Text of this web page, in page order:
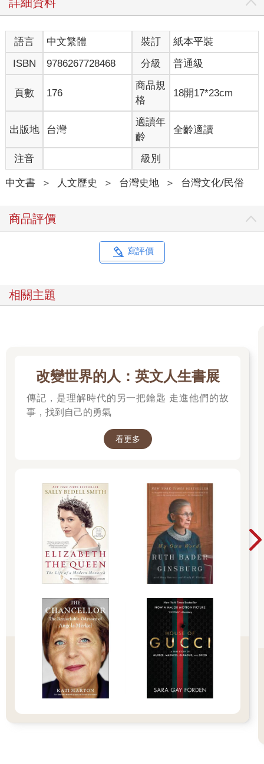
村的脈動，也抓住我們學生的眼光跟興致，願意讓他們坐下來幫
忙分選，也參與觀察曬魚乾等流程。
但是丁香漁業最精采的不只是這些岸上忙碌的勞動，丁香漁船在
茫茫北海捕撈作業的故事，更是叫人動心。在只能依靠人力辛苦
地搖櫓才能出海、更沒有現代衛星定位的舢舨時代，赤崁漁民憑
藉著長年海裡來、浪裡去的海象觀察與經驗累積，卻能慢慢掌握
丁香魚喜歡群游、具趨光性的習性。聰明的漁民還進一步發現，
丁香魚群配合潮汐漲退會在特定的海域出現，前往這些位置進行
捕撈，幾乎就是漁獲較為豐收的保證，因此也成為大家極力搶佔
的好漁場——罾位。那麼要如何解決可能引發的爭奪漁場衝突糾
紛？漁民藉助赤崁信仰中心龍德宮的力量，發展出一套有效的分
配輪值辦法，讓每一組罾艚船隊都可以公平地運用每一個罾位漁
場。赤崁丁香漁民在北海發展出來的這些用海知識文化，就是這
麼樣的迷人，也是這本書想要記錄、分享的核心。
一位失去了船隻的船長，造就此書出版之必然
鑑」系列的合作，本書的出版可能遙遙無期。年近古稀、一輩子
在丁香漁業打拼的好友宋聖壽船長，在2024 年元月6 日清晨遭遇
買賣漁獲，成為協助牽手特產店的支柱。但是失去船隻的傷痛，
卻讓宋船長興起想要好好保存赤崁丁香漁業文化的念頭，並尋求
這個願望在我跟謝仕淵教授合作申請海委會海洋文化領航的計畫
通過後，有了更大的契機。不同於「誌村鑑」兼具微地方誌與口
袋旅遊書的赤崁書寫，海委會計畫所支持的是更深入丁香漁業，
對赤崁罾位漁場知識與文化的紀錄整理。站在過去多年執行白沙
鄉舢舨漁業文化調查（2020，澎湖縣文化局）、 教育部USR「與
海為生」計畫（2023-2024）、 國科會「誰的海？」專題計畫
（202208-202407）所打下的基礎上，海委會海洋文化領航計畫
集眾人之力，綿延十數年的海上與村落調查計畫
因此，除了要深深感謝這些計畫的支持外，也要特別謝謝所有協
助進入赤崁田野訪談學習的耆老船長。宋船長與月雲大姊不在話
下，多年執行計畫過程被我們叨擾的鄭英諧老師、龍德宮主委鄭
進豐、前主委暨國福造船廠廠長柯少嵐，以及從事丁香漁業的涂
瑞鎮、黃阿靜、許金換等諸多耆老船長也都提供熱心的協助。赤
崁，真是個到處是好友的新故鄉。
當然，本書的順利完成出版，還是要感謝所有參與並協助我們海
委會「咬山辦與罾位輪值」計畫的成員。除了我和謝仕淵老師
外，搭配林妤蓁老師、洪綉雅小姐與劉怡青編輯所組成計畫團隊
的通力合作，是計畫工作與專書撰寫編輯出版能夠按部就班完成
的關鍵；背後研究助理安秀華與盧冠宇的協助，也功不可沒。此
外，合作多年的陳秉阼老師與郭偉民先生，為本書提供各種精采
君小姐，則讓我們在宋船長引導出海進行調查罾位的工作得以順
語言 中文繁體 裝訂
紙本平裝
ISBN
9786267728468 分級 普通級
頁數 176
商品規
格
18開17*23cm
出版地 台灣
適讀年
齡
全齡適讀
注音 級別
中文書 ＞ 人文歷史 ＞ 台灣史地 ＞ 台灣文化/民俗
商品評價
寫評價
相關主題
改變世界的人：英文人生書展
傳記，是理解時代的另一把鑰匙 走進他們的故
事，找到自己的勇氣
看更多